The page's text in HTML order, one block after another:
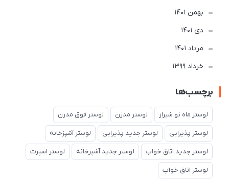
بهمن 1401
دی 1401
مرداد 1401
خرداد 1399
برچسب‌ها
لوستر ماه نو شیراز لوستر مدرن لوستر فوق مدرن
لوستر پذیرایی لوستر جدید پذیرایی لوستر آشپزخانه
لوستر جدید اتاق خواب لوستر جدید آشپزخانه لوستر اسپرت
لوستر اتاق خواب